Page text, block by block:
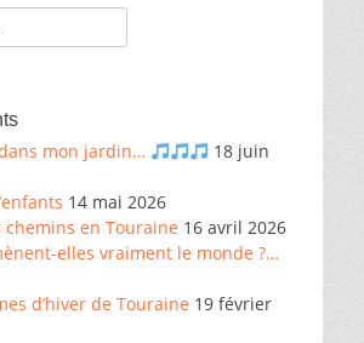
dans mon jardin…
18 juin
14 mai 2026
chemins en Touraine 16 avril 2026
elles vraiment le monde ?…
d’hiver de Touraine 19 février